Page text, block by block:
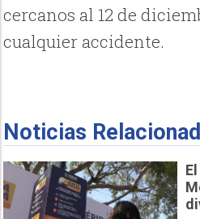
cercanos al 12 de
cualquier accidente.
Noticias